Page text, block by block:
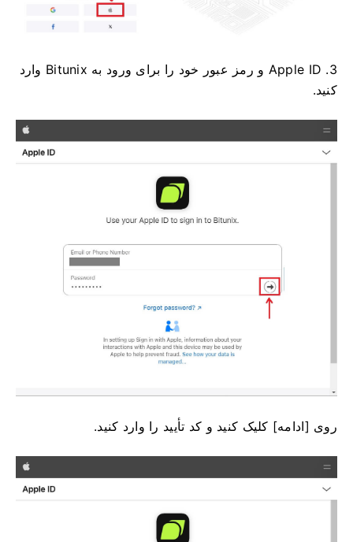
3. Apple ID و رمز عبور خود را برای ورود به Bitunix وارد
کنید.
روی [ادامه] کلیک کنید و کد تأیید را وارد کنید.